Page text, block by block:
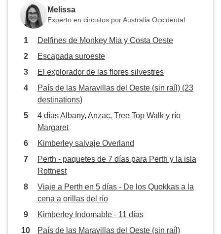
Melissa
Experto en circuitos por Australia Occidental
Delfines de Monkey Mia y Costa Oeste
Escapada suroeste
El explorador de las flores silvestres
País de las Maravillas del Oeste (sin raíl) (23
destinations)
4 días Albany, Anzac, Tree Top Walk y río
Margaret
Kimberley salvaje Overland
Perth - paquetes de 7 días para Perth y la isla
Rottnest
Viaje a Perth en 5 días - De los Quokkas a la
cena a orillas del río
Kimberley Indomable - 11 días
País de las Maravillas del Oeste (sin raíl)